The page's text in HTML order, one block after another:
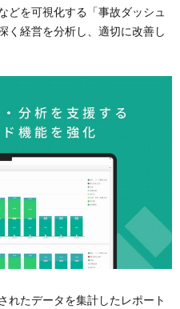
どを可視化する「事故ダッシュ
く経営を分析し、適切に改善し
れたデータを集計したレポート